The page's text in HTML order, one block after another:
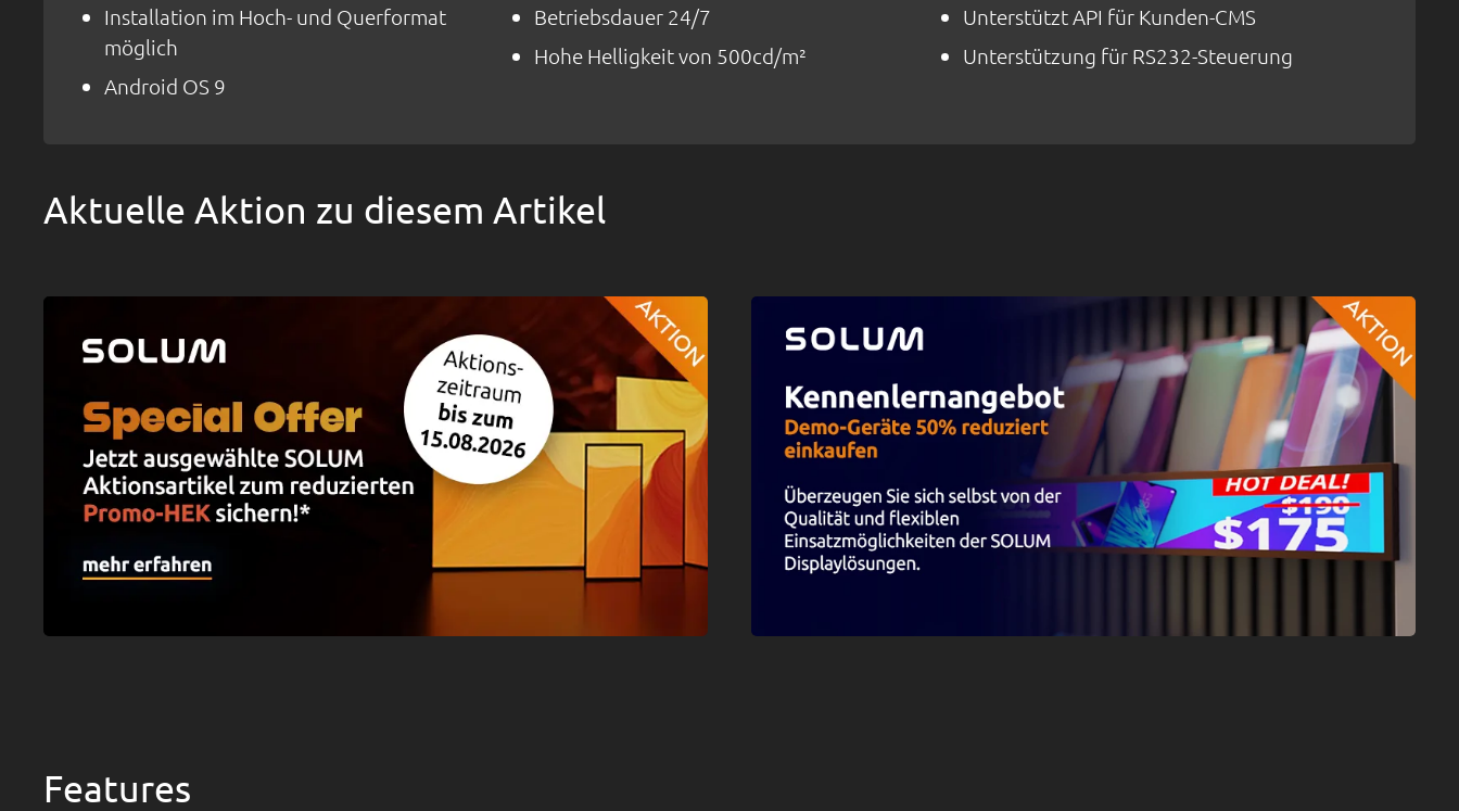
Installation im Hoch- und Querformat
möglich
Android OS 9
Betriebsdauer 24/7
Hohe Helligkeit von 500cd/m²
Unterstützt API für Kunden-CMS
Unterstützung für RS232-Steuerung
Aktuelle Aktion zu diesem Artikel
Features